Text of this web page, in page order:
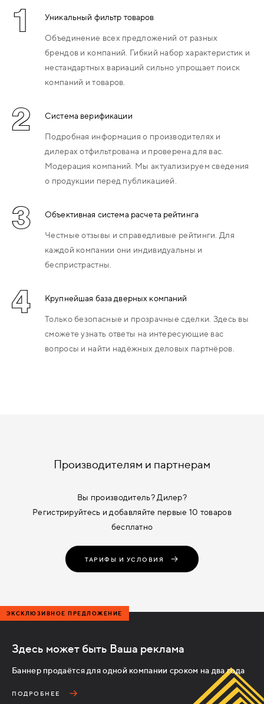
1 Уникальный фильтр товаров
Объединение всех предложений от разных
брендов и компаний. Гибкий набор характеристик и
нестандартных вариаций сильно упрощает поиск
компаний и товаров.
2 Система верификации
Подробная информация о производителях и
дилерах отфильтрована и проверена для вас.
Модерация компаний. Мы актуализируем сведения
о продукции перед публикацией.
3 Объективная система расчета рейтинга
Честные отзывы и справедливые рейтинги. Для
каждой компании они индивидуальны и
беспристрастны.
4 Крупнейшая база дверных компаний
Только безопасные и прозрачные сделки. Здесь вы
сможете узнать ответы на интересующие вас
вопросы и найти надёжных деловых партнёров.
Производителям и партнерам
Вы производитель? Дилер?
Регистрируйтесь и добавляйте первые 10 товаров
бесплатно
ТАРИФЫ И УСЛОВИЯ
ЭКСКЛЮЗИВНОЕ ПРЕДЛОЖЕНИЕ
Здесь может быть Ваша реклама
Баннер продаётся для одной компании сроком на два года
ПОДРОБНЕЕ